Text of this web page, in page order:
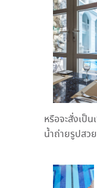
หรือจะสั่งเป็
น้ำถ่ายรูปสว